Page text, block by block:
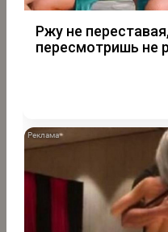
Ржу не
пересмотришь не